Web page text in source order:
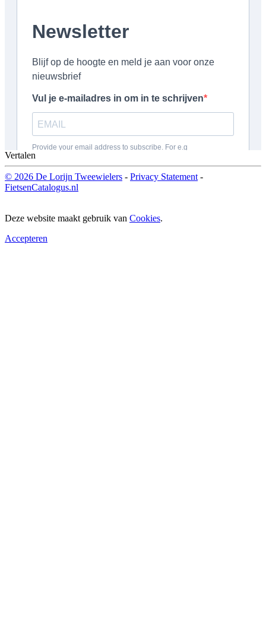
Vertalen
© 2026 De Lorijn Tweewielers - Privacy Statement -
FietsenCatalogus.nl
Deze website maakt gebruik van Cookies.
Accepteren